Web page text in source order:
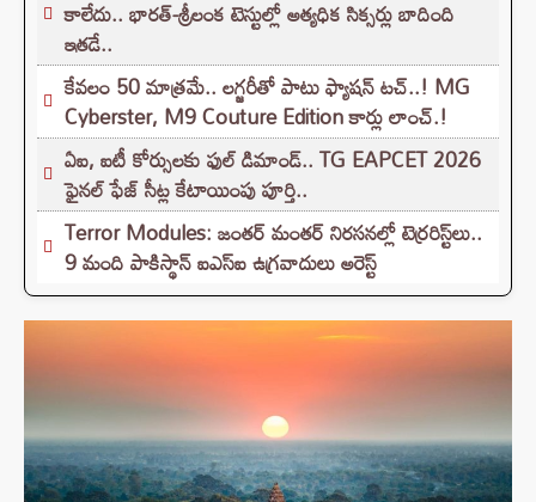
కాలేదు.. భారత్-శ్రీలంక టెస్టుల్లో అత్యధిక సిక్సర్లు బాదింది
ఇతడే..
కేవలం 50 మాత్రమే.. లగ్జరీతో పాటు ఫ్యాషన్ టచ్..! MG
Cyberster, M9 Couture Edition కార్లు లాంచ్.!
ఏఐ, ఐటీ కోర్సులకు ఫుల్ డిమాండ్.. TG EAPCET 2026
ఫైనల్ ఫేజ్ సీట్ల కేటాయింపు పూర్తి..
Terror Modules: జంతర్ మంతర్ నిరసనల్లో టెర్రరిస్ట్‌లు..
9 మంది పాకిస్థాన్ ఐఎస్ఐ ఉగ్రవాదులు అరెస్ట్